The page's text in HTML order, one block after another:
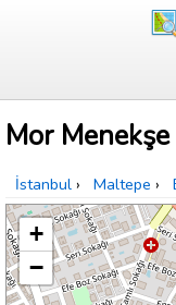
Mor
İstanbul › Maltepe ›
+
−